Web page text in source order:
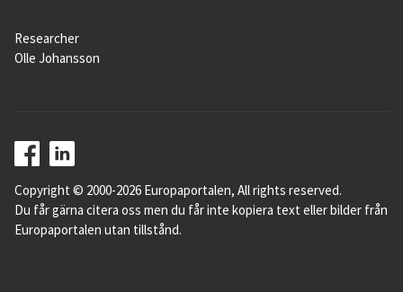
Researcher
Olle Johansson
Copyright © 2000-2026 Europaportalen, All rights reserved.
Du får gärna citera oss men du får inte kopiera text eller bilder från
Europaportalen utan tillstånd.